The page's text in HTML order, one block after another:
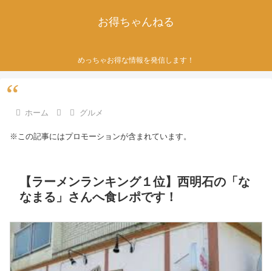
お得ちゃんねる
めっちゃお得な情報を発信します！
ホーム グルメ
※この記事にはプロモーションが含まれています。
【ラーメンランキング１位】西明石の「な
なまる」さんへ食レポです！